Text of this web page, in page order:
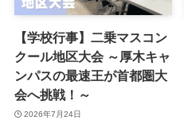
【学校行事】二乗マスコン
クール地区大会 ～厚木キャ
ンパスの最速王が首都圏大
会へ挑戦！～
2026年7月24日